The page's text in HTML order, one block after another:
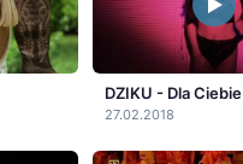
DZIKU - Dla Ciebie
27.02.2018